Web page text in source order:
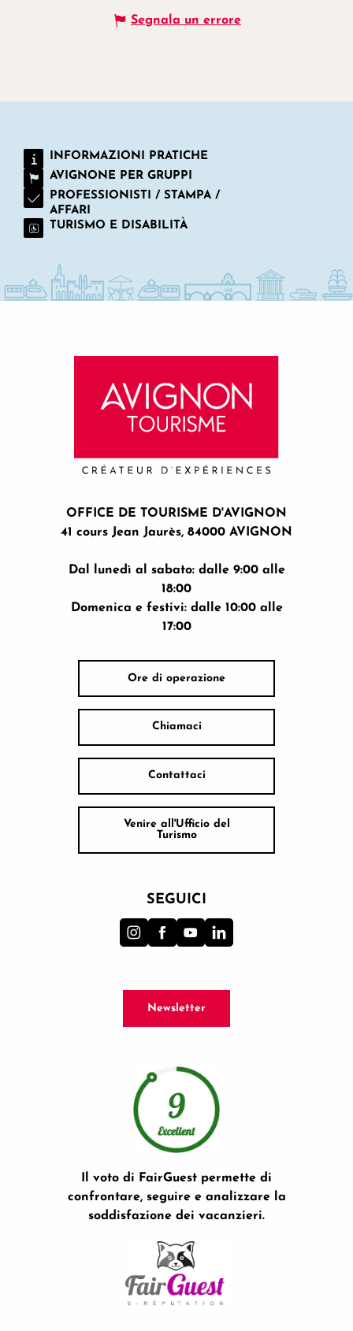
Segnala un errore
INFORMAZIONI PRATICHE
AVIGNONE PER GRUPPI
PROFESSIONISTI / STAMPA /
AFFARI
TURISMO E DISABILITÀ
OFFICE DE TOURISME D'AVIGNON
41 cours Jean Jaurès, 84000 AVIGNON
Dal lunedì al sabato: dalle 9:00 alle
18:00
Domenica e festivi: dalle 10:00 alle
17:00
Ore di operazione
Chiamaci
Contattaci
Venire all'Ufficio del
Turismo
SEGUICI
Newsletter
Il voto di FairGuest permette di
confrontare, seguire e analizzare la
soddisfazione dei vacanzieri.